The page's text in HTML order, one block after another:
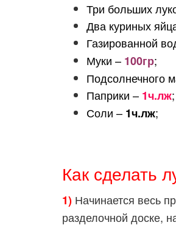
Три больших
Два куриных
Газированной
Муки – 100гр;
Подсолнечного
Паприки – 1ч.лж;
Соли – 1ч.лж;
Как сделать
1) Начинается весь
разделочной доске,